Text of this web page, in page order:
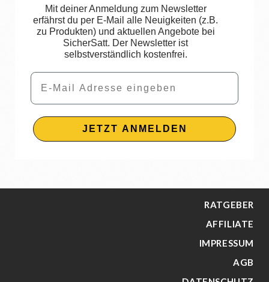
Mit deiner Anmeldung zum Newsletter
erfährst du per E-Mail alle Neuigkeiten (z.B.
zu Produkten) und aktuellen Angebote bei
SicherSatt. Der Newsletter ist
selbstverständlich kostenfrei.
Email
JETZT ANMELDEN
RATGEBER
AFFILIATE
IMPRESSUM
AGB